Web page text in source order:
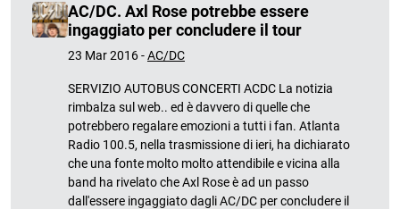
AC/DC. Axl Rose potrebbe essere
ingaggiato per concludere il tour
23 Mar 2016 -AC/DC
SERVIZIO AUTOBUS CONCERTI ACDC La notizia
rimbalza sul web.. ed è davvero di quelle che
potrebbero regalare emozioni a tutti i fan. Atlanta
Radio 100.5, nella trasmissione di ieri, ha dichiarato
che una fonte molto molto attendibile e vicina alla
band ha rivelato che Axl Rose è ad un passo
dall'essere ingaggiato dagli AC/DC per concludere il